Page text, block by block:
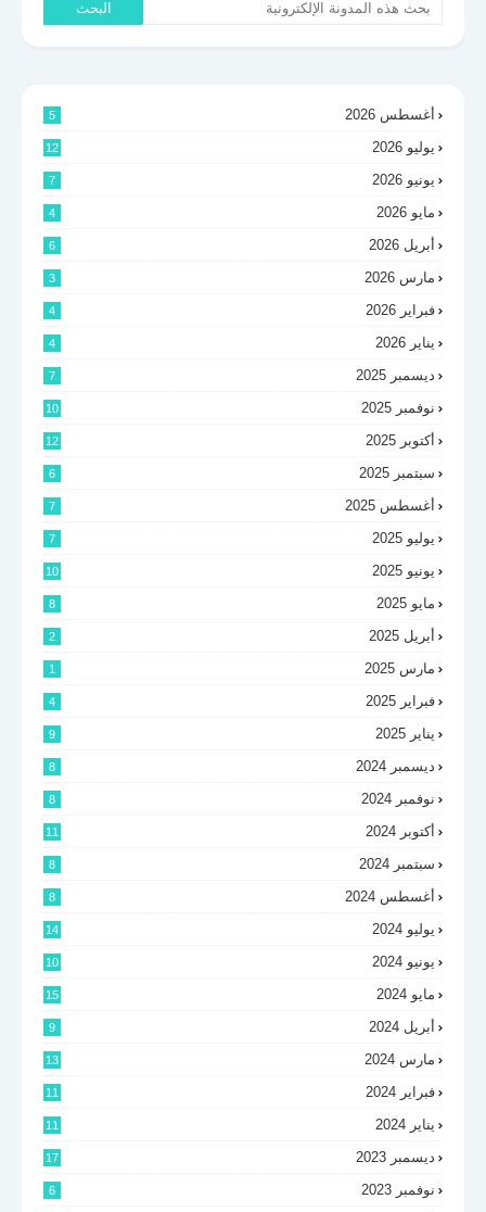
أغسطس 2026 5
يوليو 2026 12
يونيو 2026 7
مايو 2026 4
أبريل 2026 6
مارس 2026 3
فبراير 2026 4
يناير 2026 4
ديسمبر 2025 7
نوفمبر 2025 10
أكتوبر 2025 12
سبتمبر 2025 6
أغسطس 2025 7
يوليو 2025 7
يونيو 2025 10
مايو 2025 8
أبريل 2025 2
مارس 2025 1
فبراير 2025 4
يناير 2025 9
ديسمبر 2024 8
نوفمبر 2024 8
أكتوبر 2024 11
سبتمبر 2024 8
أغسطس 2024 8
يوليو 2024 14
يونيو 2024 10
مايو 2024 15
أبريل 2024 9
مارس 2024 13
فبراير 2024 11
يناير 2024 11
ديسمبر 2023 17
نوفمبر 2023 6